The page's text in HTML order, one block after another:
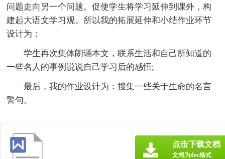
问题走向另一个问题。促使学生将学习延伸到课外，构
建起大语文学习观。所以我的拓展延伸和小结作业环节
设计为：
学生再次集体朗诵本文，联系生活和自己所知道的
一些名人的事例说说自己学习后的感悟;
最后，我的作业设计为：搜集一些关于生命的名言
警句。
点击下载文档
文档为doc格式